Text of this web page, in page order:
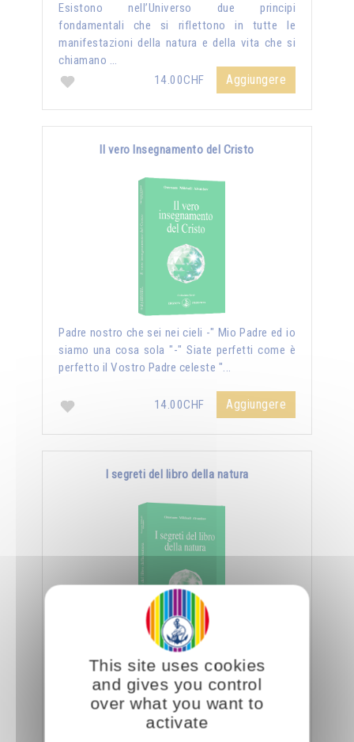
Esistono nell’Universo due principi
fondamentali che si riflettono in tutte le
manifestazioni della natura e della vita che si
chiamano …
14.00CHF
Aggiungere
Il vero Insegnamento del Cristo
Padre nostro che sei nei cieli -" Mio Padre ed io
siamo una cosa sola "-" Siate perfetti come è
perfetto il Vostro Padre celeste "...
14.00CHF Aggiungere
I segreti del libro della natura
Nella Scienza Iniziatica leggere vuole dire
essere capaci di decifrare l’aspetto sottile e
nascosto delle creature e degli oggetti, nonché
14.00CHF
This site uses cookies
and gives you control
over what you want to
activate